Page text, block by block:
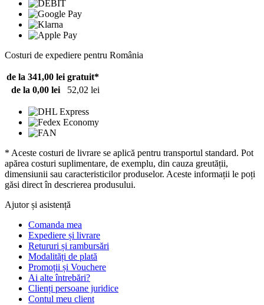
Costuri de expediere pentru România
de la 341,00 lei gratuit*
de la 0,00 lei
52,02 lei
* Aceste costuri de livrare se aplică pentru transportul standard. Pot
apărea costuri suplimentare, de exemplu, din cauza greutății,
dimensiunii sau caracteristicilor produselor. Aceste informații le poți
găsi direct în descrierea produsului.
Ajutor și asistență
Comanda mea
Expediere și livrare
Retururi și rambursări
Modalități de plată
Promoții și Vouchere
Ai alte întrebări?
Clienți persoane juridice
Contul meu client